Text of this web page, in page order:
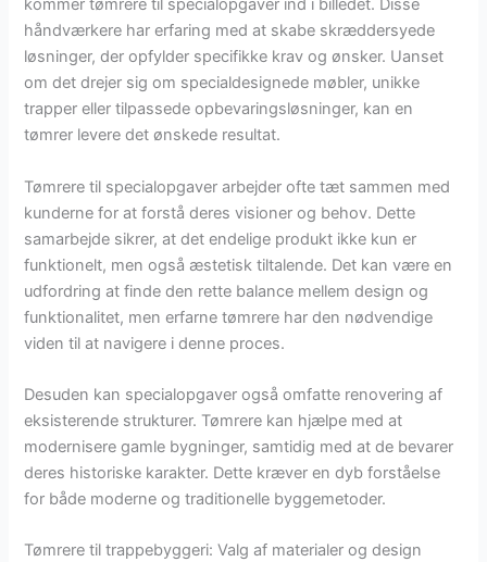
kommer tømrere til specialopgaver ind i billedet. Disse
håndværkere har erfaring med at skabe skræddersyede
løsninger, der opfylder specifikke krav og ønsker. Uanset
om det drejer sig om specialdesignede møbler, unikke
trapper eller tilpassede opbevaringsløsninger, kan en
tømrer levere det ønskede resultat.
Tømrere til specialopgaver arbejder ofte tæt sammen med
kunderne for at forstå deres visioner og behov. Dette
samarbejde sikrer, at det endelige produkt ikke kun er
funktionelt, men også æstetisk tiltalende. Det kan være en
udfordring at finde den rette balance mellem design og
funktionalitet, men erfarne tømrere har den nødvendige
viden til at navigere i denne proces.
Desuden kan specialopgaver også omfatte renovering af
eksisterende strukturer. Tømrere kan hjælpe med at
modernisere gamle bygninger, samtidig med at de bevarer
deres historiske karakter. Dette kræver en dyb forståelse
for både moderne og traditionelle byggemetoder.
Tømrere til trappebyggeri: Valg af materialer og design